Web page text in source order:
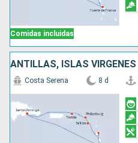
Comidas incluidas
ANTILLAS, ISLAS VÍRGENES
Costa Serena 8 d